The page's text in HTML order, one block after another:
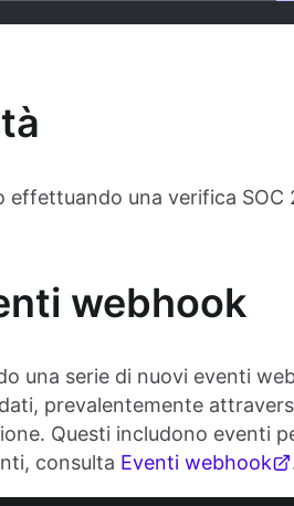
effettuando una verifica SOC
webhook
una serie di nuovi eventi
prevalentemente
Questi includono eventi
consulta Eventi webhook